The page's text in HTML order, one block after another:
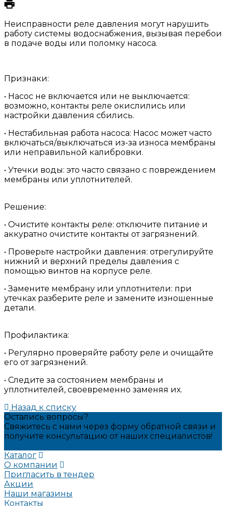
Неисправности реле давления могут нарушить
работу системы водоснабжения, вызывая перебои
в подаче воды или поломку насоса.
Признаки:
• Насос не включается или не выключается:
возможно, контакты реле окислились или
настройки давления сбились.
• Нестабильная работа насоса: Насос может часто
включаться/выключаться из-за износа мембраны
или неправильной калибровки.
• Утечки воды: это часто связано с повреждением
мембраны или уплотнителей.
Решение:
• Очистите контакты реле: отключите питание и
аккуратно очистите контакты от загрязнений.
• Проверьте настройки давления: отрегулируйте
нижний и верхний пределы давления с
помощью винтов на корпусе реле.
• Замените мембрану или уплотнители: при
утечках разберите реле и замените изношенные
детали.
Профилактика:
• Регулярно проверяйте работу реле и очищайте
его от загрязнений.
• Следите за состоянием мембраны и
уплотнителей, своевременно заменяя их.
Назад к списку
Остались вопросы?
Свяжитесь с нами через форму обратной связи и
получите консультацию от наших специалистов!
Каталог
О компании
Пригласить в тендер
Акции
Наши магазины
Контакты